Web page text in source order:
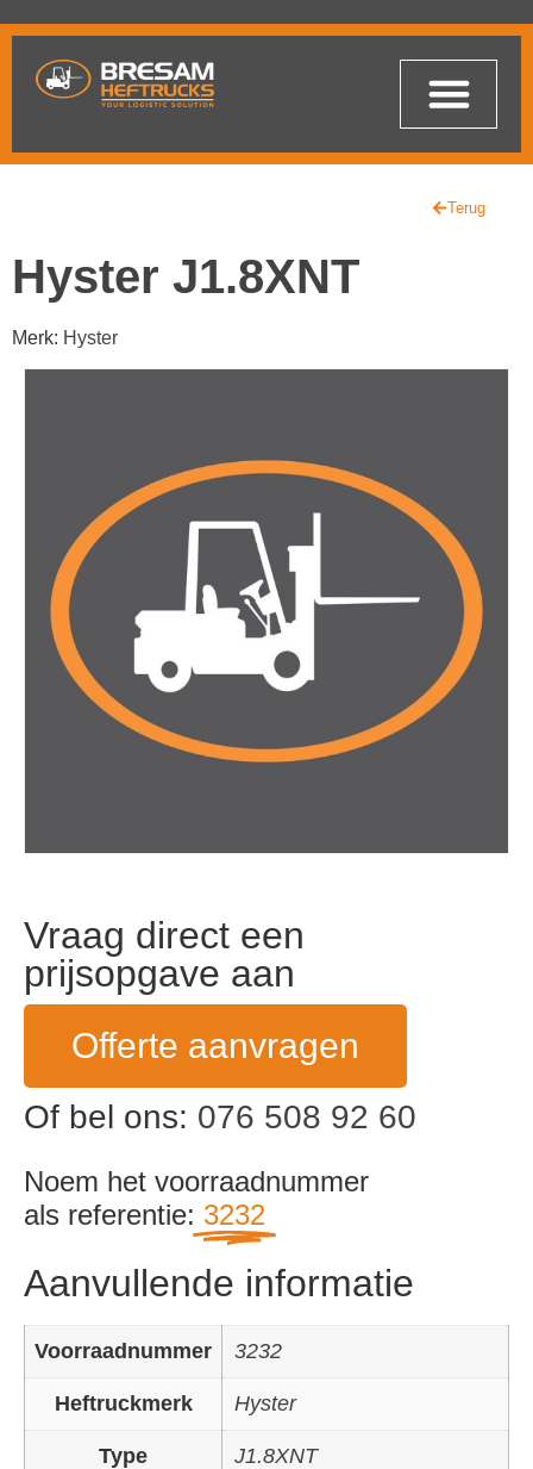
Terug
Hyster J1.8XNT
Merk: Hyster
Vraag direct een
prijsopgave aan
Offerte aanvragen
Of bel ons: 076 508 92 60
Noem het voorraadnummer
als referentie: 3232
Aanvullende informatie
Voorraadnummer 3232
Heftruckmerk Hyster
Type J1.8XNT